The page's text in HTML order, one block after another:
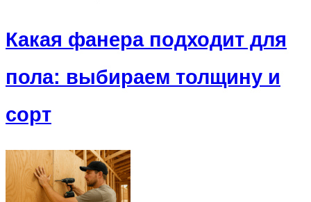
Какая фанера подходит для
пола: выбираем толщину и
сорт